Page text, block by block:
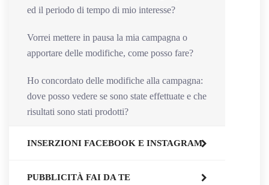
ed il periodo di tempo di mio interesse?
Vorrei mettere in pausa la mia campagna o
apportare delle modifiche, come posso fare?
Ho concordato delle modifiche alla campagna:
dove posso vedere se sono state effettuate e che
risultati sono stati prodotti?
INSERZIONI FACEBOOK E INSTAGRAM
PUBBLICITÀ FAI DA TE